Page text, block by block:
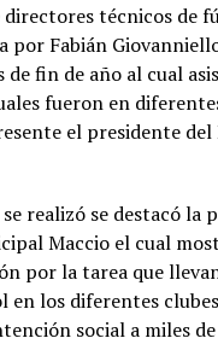
directores técnicos de
por Fabián
fin de año al cual
fueron en
el presidente
realizó se destacó la
Maccio el cual
por la tarea que
en los diferentes
social a miles